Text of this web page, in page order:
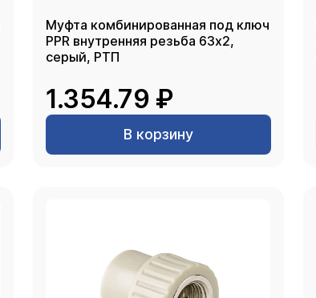
Муфта комбинированная под ключ
PPR внутренняя резьба 63х2,
серый, РТП
1.354.79 ₽
В корзину